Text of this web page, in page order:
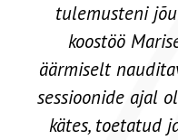
tasemel! Ta on
kus kõik
ja pole kordagi
saamiseks
keskenduda.